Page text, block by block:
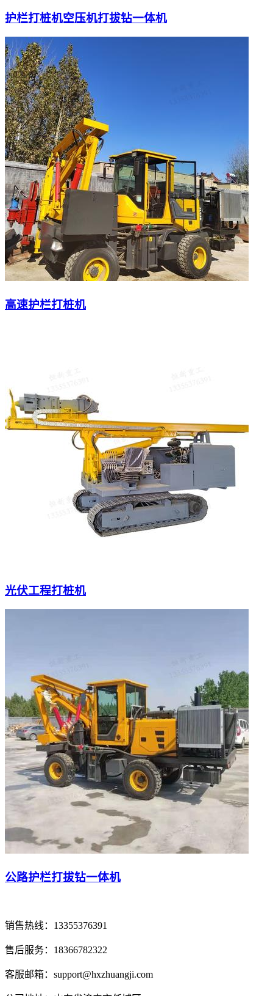
护栏打桩机空压机打拔钻一体机
高速护栏打桩机
光伏工程打桩机
公路护栏打拔钻一体机
销售热线：13355376391
售后服务：18366782322
客服邮箱：support@hxzhuangji.com